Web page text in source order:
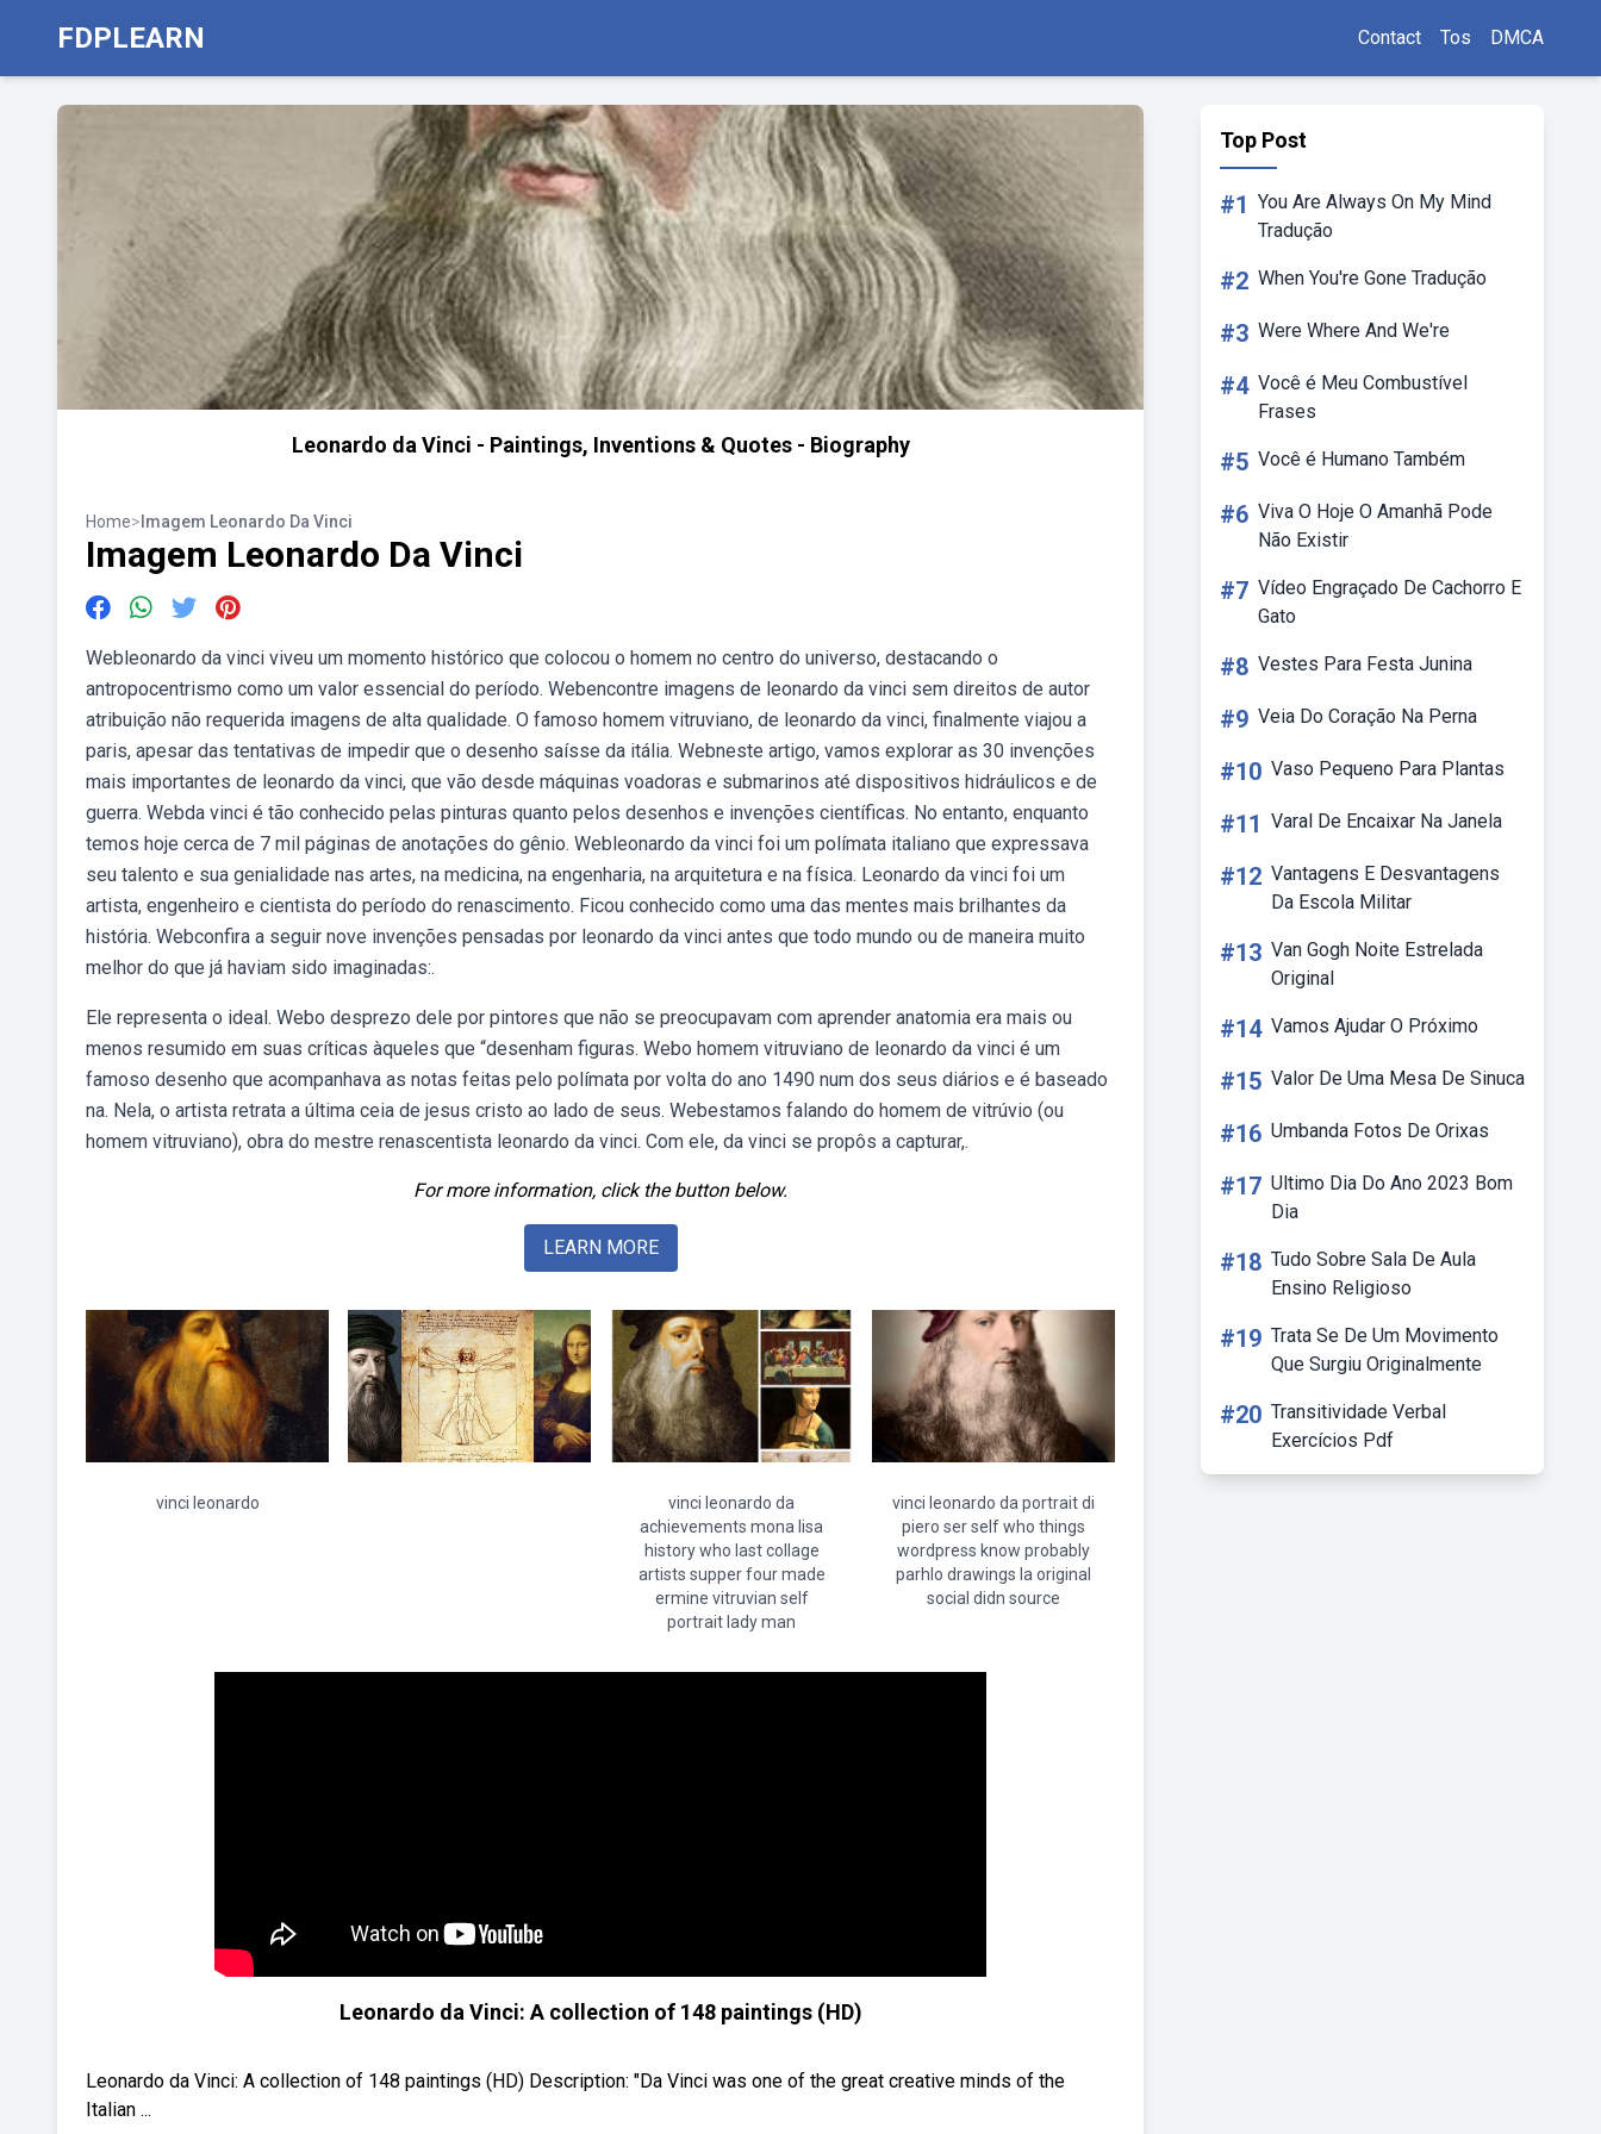
FDPLEARN Contact Tos DMCA
Leonardo da Vinci - Paintings, Inventions & Quotes - Biography
Home> Imagem Leonardo Da Vinci
Imagem Leonardo Da Vinci
Webleonardo da vinci viveu um momento histórico que colocou o homem no centro do universo, destacando o
antropocentrismo como um valor essencial do período. Webencontre imagens de leonardo da vinci sem direitos de autor
atribuição não requerida imagens de alta qualidade. O famoso homem vitruviano, de leonardo da vinci, finalmente viajou a
paris, apesar das tentativas de impedir que o desenho saísse da itália. Webneste artigo, vamos explorar as 30 invenções
mais importantes de leonardo da vinci, que vão desde máquinas voadoras e submarinos até dispositivos hidráulicos e de
guerra. Webda vinci é tão conhecido pelas pinturas quanto pelos desenhos e invenções científicas. No entanto, enquanto
temos hoje cerca de 7 mil páginas de anotações do gênio. Webleonardo da vinci foi um polímata italiano que expressava
seu talento e sua genialidade nas artes, na medicina, na engenharia, na arquitetura e na física. Leonardo da vinci foi um
artista, engenheiro e cientista do período do renascimento. Ficou conhecido como uma das mentes mais brilhantes da
história. Webconfira a seguir nove invenções pensadas por leonardo da vinci antes que todo mundo ou de maneira muito
melhor do que já haviam sido imaginadas:.
Ele representa o ideal. Webo desprezo dele por pintores que não se preocupavam com aprender anatomia era mais ou
menos resumido em suas críticas àqueles que “desenham figuras. Webo homem vitruviano de leonardo da vinci é um
famoso desenho que acompanhava as notas feitas pelo polímata por volta do ano 1490 num dos seus diários e é baseado
na. Nela, o artista retrata a última ceia de jesus cristo ao lado de seus. Webestamos falando do homem de vitrúvio (ou
homem vitruviano), obra do mestre renascentista leonardo da vinci. Com ele, da vinci se propôs a capturar,.
For more information, click the button below.
LEARN MORE
vinci leonardo
vinci leonardo da
achievements mona lisa
history who last collage
artists supper four made
ermine vitruvian self
portrait lady man
vinci leonardo da portrait di
piero ser self who things
wordpress know probably
parhlo drawings la original
social didn source
Leonardo da Vinci: A collection of 148 paintings (HD)
Leonardo da Vinci: A collection of 148 paintings (HD) Description: "Da Vinci was one of the great creative minds of the
Italian ...
Top Post
#1 You Are Always On My Mind
Tradução
#2 When You're Gone Tradução
#3 Were Where And We're
#4 Você é Meu Combustível
Frases
#5 Você é Humano Também
#6 Viva O Hoje O Amanhã Pode
Não Existir
#7 Vídeo Engraçado De Cachorro E
Gato
#8 Vestes Para Festa Junina
#9 Veia Do Coração Na Perna
#10 Vaso Pequeno Para Plantas
#11 Varal De Encaixar Na Janela
#12 Vantagens E Desvantagens
Da Escola Militar
#13 Van Gogh Noite Estrelada
Original
#14 Vamos Ajudar O Próximo
#15 Valor De Uma Mesa De Sinuca
#16 Umbanda Fotos De Orixas
#17 Ultimo Dia Do Ano 2023 Bom
Dia
#18 Tudo Sobre Sala De Aula
Ensino Religioso
#19 Trata Se De Um Movimento
Que Surgiu Originalmente
#20 Transitividade Verbal
Exercícios Pdf